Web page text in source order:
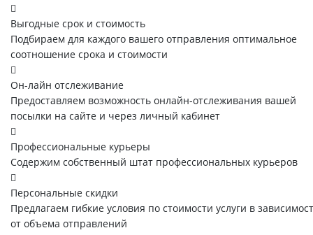
Выгодные срок и стоимость
Подбираем для каждого вашего отправления оптимальное
соотношение срока и стоимости
Он-лайн отслеживание
Предоставляем возможность онлайн-отслеживания вашей
посылки на сайте и через личный кабинет
Профессиональные курьеры
Содержим собственный штат профессиональных курьеров
Персональные скидки
Предлагаем гибкие условия по стоимости услуги в
от объема отправлений